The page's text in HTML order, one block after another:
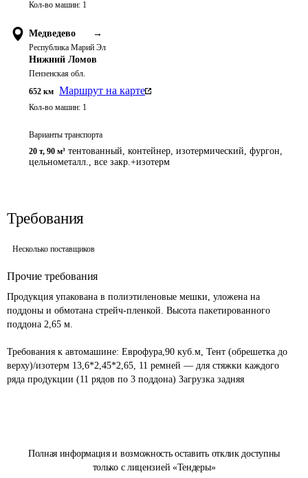
Полная информация и возможность оставить отклик доступны
только с лицензией «Тендеры»
Кол-во машин: 1
Медведево →
Республика Марий Эл
Нижний Ломов
Пензенская обл.
652 км Маршрут на карте
Кол-во машин: 1
Варианты транспорта
20 т, 90 м³ тентованный, контейнер, изотермический, фургон,
цельнометалл., все закр.+изотерм
Требования
Несколько поставщиков
Прочие требования
Продукция упакована в полиэтиленовые мешки, уложена на
поддоны и обмотана стрейч-пленкой. Высота пакетированного
поддона 2,65 м.
Требования к автомашине: Еврофура,90 куб.м, Тент (обрешетка до
верху)/изотерм 13,6*2,45*2,65, 11 ремней — для стяжки каждого
ряда продукции (11 рядов по 3 поддона) Загрузка задняя